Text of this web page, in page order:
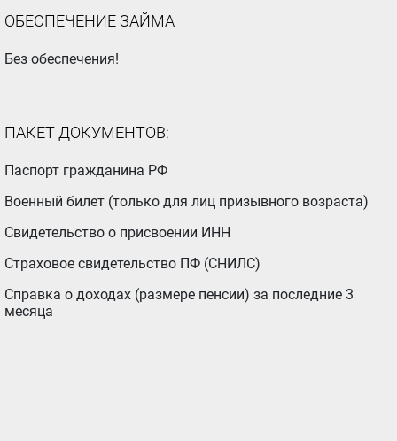
ОБЕСПЕЧЕНИЕ ЗАЙМА
Без обеспечения!
ПАКЕТ ДОКУМЕНТОВ:
Паспорт гражданина РФ
Военный билет (только для лиц призывного возраста)
Свидетельство о присвоении ИНН
Страховое свидетельство ПФ (СНИЛС)
Справка о доходах (размере пенсии) за последние 3
месяца